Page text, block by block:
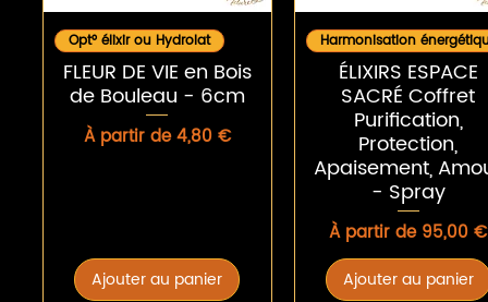
Aperçu rapide
Opt° élixir ou Hydrolat
FLEUR DE VIE en Bois
de Bouleau - 6cm
À partir de4,80 €
Prix promotionnel
Ajouter au panier
Aperçu rapide
Harmonisation
ÉLIXIRS ESPACE
SACRÉ Coffret
Purification,
Protection,
Apaisement,
- Spray
À partir de 95,00 €
Prix promotionnel
Ajouter au panier